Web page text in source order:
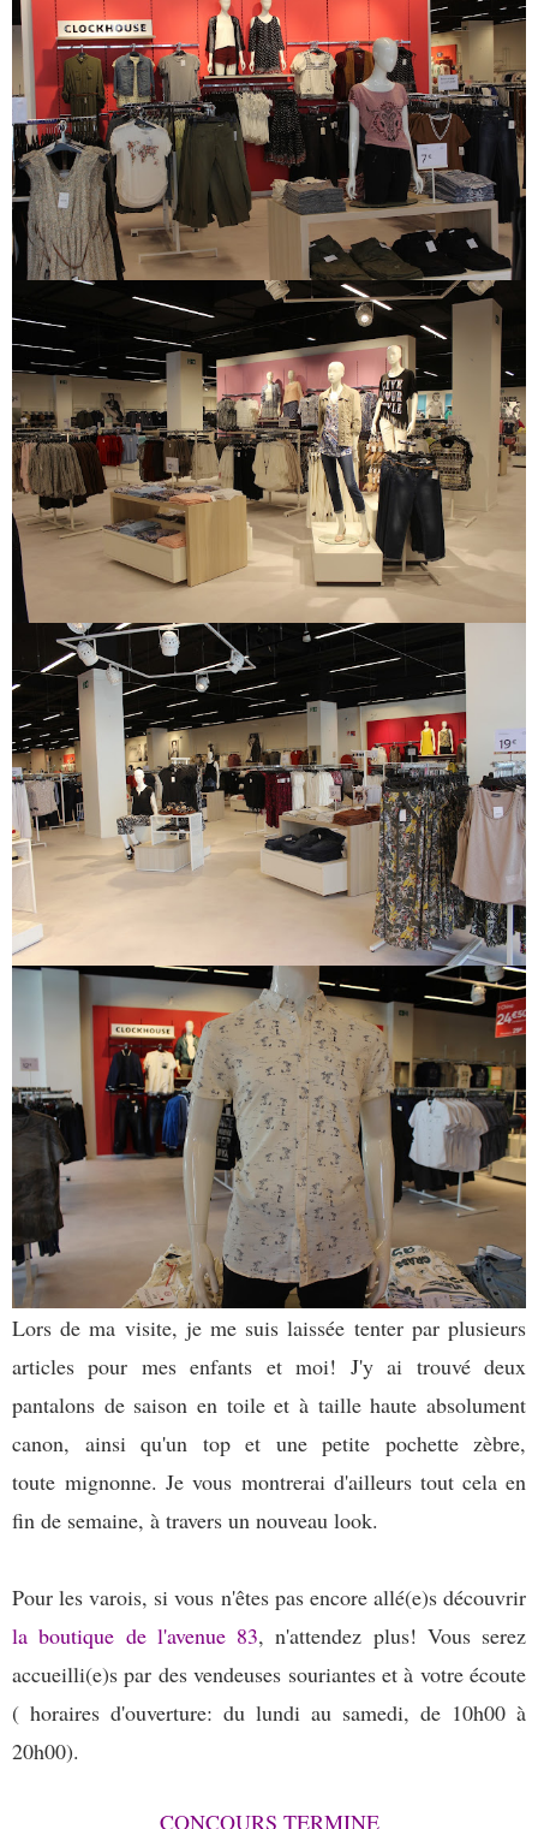
Lors de ma visite, je me suis laissée tenter par plusieurs
articles pour mes enfants et moi! J'y ai trouvé deux
pantalons de saison en toile et à taille haute absolument
canon, ainsi qu'un top et une petite pochette zèbre,
toute mignonne. Je vous montrerai d'ailleurs tout cela en
fin de semaine, à travers un nouveau look.
Pour les varois, si vous n'êtes pas encore allé(e)s découvrir
la boutique de l'avenue 83, n'attendez plus! Vous serez
accueilli(e)s par des vendeuses souriantes et à votre écoute
( horaires d'ouverture: du lundi au samedi, de 10h00 à
20h00).
CONCOURS TERMINE